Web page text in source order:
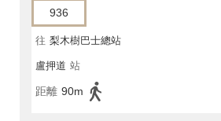
936
往 梨木樹巴士總站
盧押道 站
距離 90m